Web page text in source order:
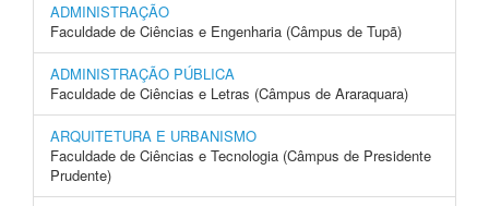
ADMINISTRAÇÃO
Faculdade de Ciências e Engenharia (Câmpus de Tupã)
ADMINISTRAÇÃO PÚBLICA
Faculdade de Ciências e Letras (Câmpus de Araraquara)
ARQUITETURA E URBANISMO
Faculdade de Ciências e Tecnologia (Câmpus de Presidente
Prudente)